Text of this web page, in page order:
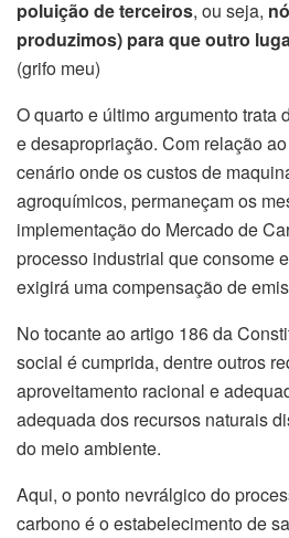
poluição de terceiros, ou seja,
produzimos) para que outro
(grifo meu)
O quarto e último argumento trata
e desapropriação. Com relação
cenário onde os custos de
agroquímicos, permaneçam os
implementação do Mercado de
processo industrial que consome
exigirá uma compensação de
No tocante ao artigo 186 da
social é cumprida, dentre outros
aproveitamento racional e
adequada dos recursos naturais
do meio ambiente.
Aqui, o ponto nevrálgico do
carbono é o estabelecimento de